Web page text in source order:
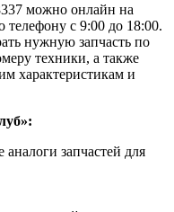
можно онлайн на
телефону с 9:00 до 18:00.
нужную запчасть по
техники, а также
характеристикам и
запчастей для